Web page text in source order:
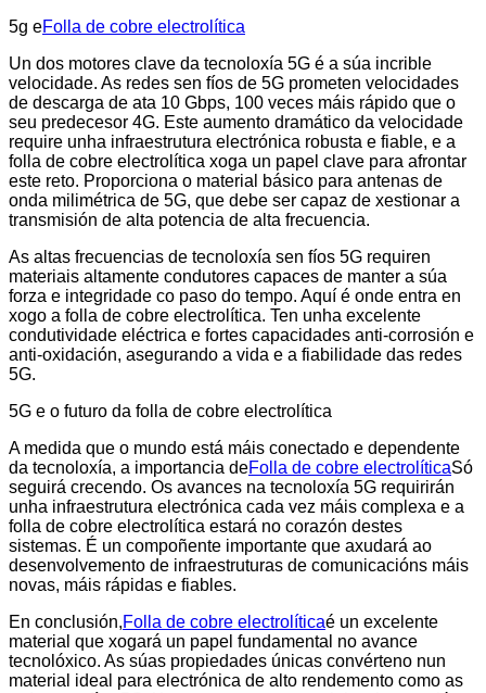
5g eFolla de cobre electrolítica
Un dos motores clave da tecnoloxía 5G é a súa incrible
velocidade. As redes sen fíos de 5G prometen velocidades
de descarga de ata 10 Gbps, 100 veces máis rápido que o
seu predecesor 4G. Este aumento dramático da velocidade
require unha infraestrutura electrónica robusta e fiable, e a
folla de cobre electrolítica xoga un papel clave para afrontar
este reto. Proporciona o material básico para antenas de
onda milimétrica de 5G, que debe ser capaz de xestionar a
transmisión de alta potencia de alta frecuencia.
As altas frecuencias de tecnoloxía sen fíos 5G requiren
materiais altamente condutores capaces de manter a súa
forza e integridade co paso do tempo. Aquí é onde entra en
xogo a folla de cobre electrolítica. Ten unha excelente
condutividade eléctrica e fortes capacidades anti-corrosión e
anti-oxidación, asegurando a vida e a fiabilidade das redes
5G.
5G e o futuro da folla de cobre electrolítica
A medida que o mundo está máis conectado e dependente
da tecnoloxía, a importancia deFolla de cobre electrolíticaSó
seguirá crecendo. Os avances na tecnoloxía 5G requirirán
unha infraestrutura electrónica cada vez máis complexa e a
folla de cobre electrolítica estará no corazón destes
sistemas. É un compoñente importante que axudará ao
desenvolvemento de infraestruturas de comunicacións máis
novas, máis rápidas e fiables.
En conclusión,Folla de cobre electrolíticaé un excelente
material que xogará un papel fundamental no avance
tecnolóxico. As súas propiedades únicas convérteno nun
material ideal para electrónica de alto rendemento como as